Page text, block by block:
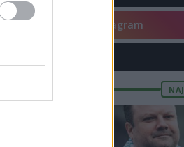
Instagram